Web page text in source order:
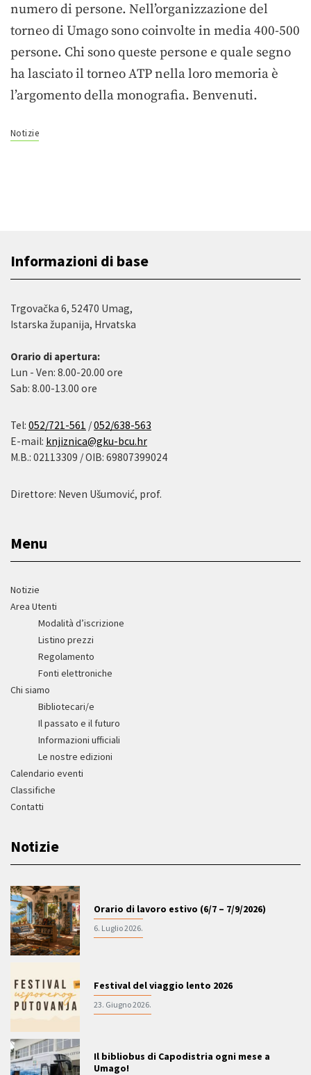
numero di persone. Nell’organizzazione del
torneo di Umago sono coinvolte in media 400-500
persone. Chi sono queste persone e quale segno
ha lasciato il torneo ATP nella loro memoria è
l’argomento della monografia. Benvenuti.
Notizie
Informazioni di base
Trgovačka 6, 52470 Umag,
Istarska županija, Hrvatska
Orario di apertura:
Lun - Ven: 8.00-20.00 ore
Sab: 8.00-13.00 ore
Tel: 052/721-561 /052/638-563
E-mail: knjiznica@gku-bcu.hr
M.B.: 02113309 / OIB: 69807399024
Direttore: Neven Ušumović, prof.
Menu
Notizie
Area Utenti
Modalità d’iscrizione
Listino prezzi
Regolamento
Fonti elettroniche
Chi siamo
Bibliotecari/e
Il passato e il futuro
Informazioni ufficiali
Le nostre edizioni
Calendario eventi
Classifiche
Contatti
Notizie
Orario di lavoro estivo (6/7 – 7/9/2026)
6. Luglio 2026.
Festival del viaggio lento 2026
23. Giugno 2026.
Il bibliobus di Capodistria ogni mese a
Umago!